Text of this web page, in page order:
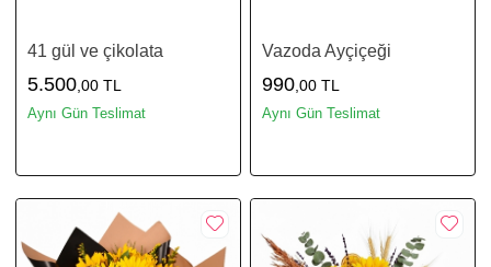
41 gül ve çikolata
5.500 ,00 TL
Aynı Gün Teslimat
Vazoda Ayçiçeği
990 ,00 TL
Aynı Gün Teslimat